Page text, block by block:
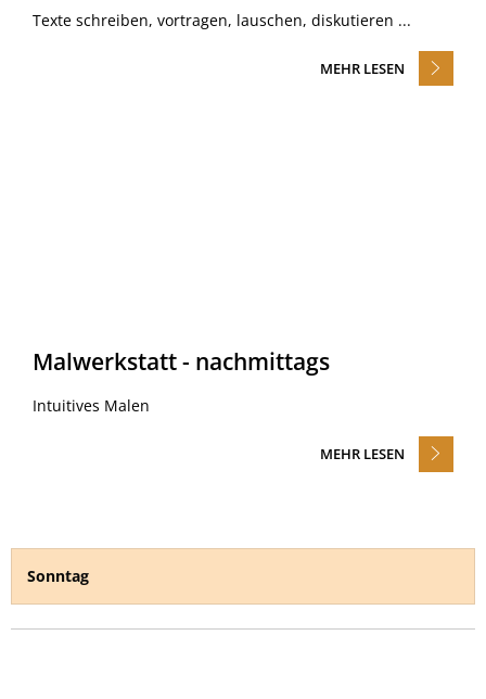
Texte schreiben, vortragen, lauschen, diskutieren ...
MEHR LESEN
Malwerkstatt - nachmittags
Intuitives Malen
MEHR LESEN
Sonntag